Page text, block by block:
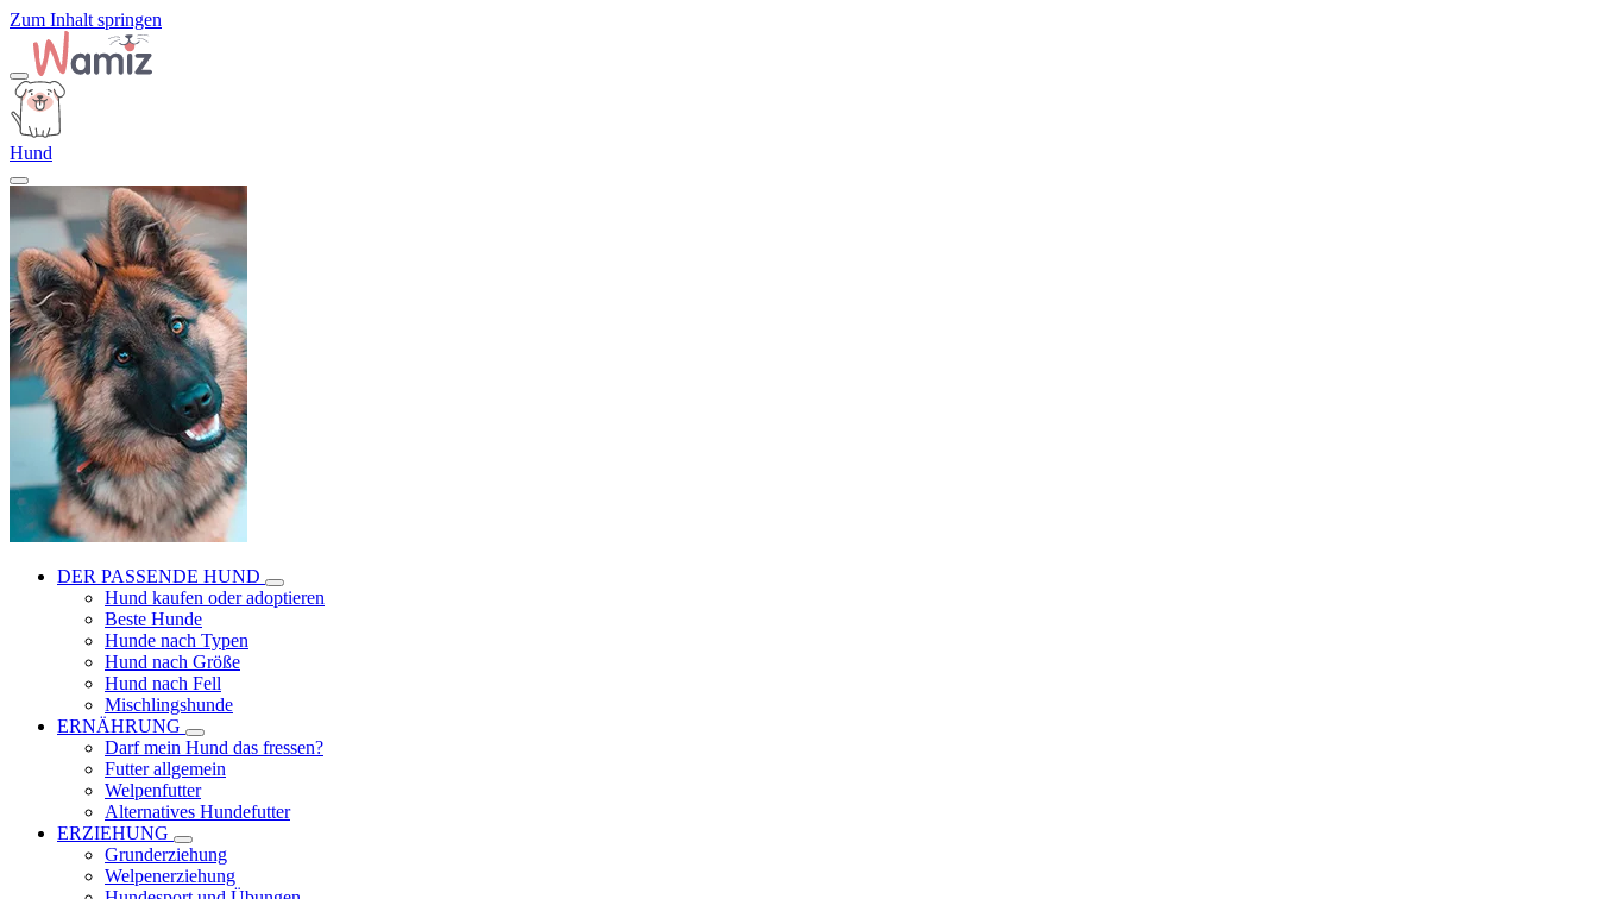
Zum Inhalt springen
Hund
DER PASSENDE HUND
Hund kaufen oder adoptieren
Beste Hunde
Hunde nach Typen
Hund nach Größe
Hund nach Fell
Mischlingshunde
ERNÄHRUNG
Darf mein Hund das fressen?
Futter allgemein
Welpenfutter
Alternatives Hundefutter
ERZIEHUNG
Grunderziehung
Welpenerziehung